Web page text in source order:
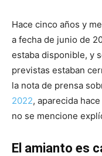
Hace cinco años y
a fecha de junio de
estaba disponible, y
previstas estaban
la nota de prensa
2022, aparecida
no se mencione
El amianto es